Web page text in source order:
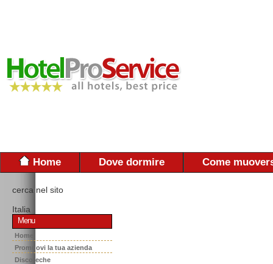
Home Dove dormire Come
cerca nel sito
Italia
Menu
Home
Promuovi la tua azienda
Discoteche